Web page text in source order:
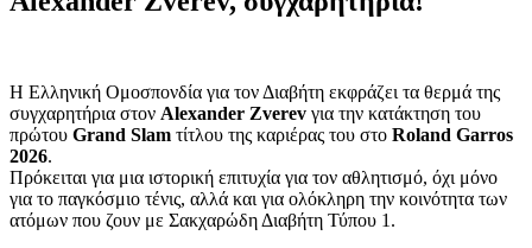
Η Ελληνική Ομοσπονδία για τον Διαβήτη εκφράζει τα θερμά της
συγχαρητήρια στον Alexander Zverev για την κατάκτηση του
πρώτου Grand Slam τίτλου της καριέρας του στο Roland Garros
2026.
Πρόκειται για μια ιστορική επιτυχία για τον αθλητισμό, όχι μόνο
για το παγκόσμιο τένις, αλλά και για ολόκληρη την κοινότητα των
ατόμων που ζουν με Σακχαρώδη Διαβήτη Τύπου 1.